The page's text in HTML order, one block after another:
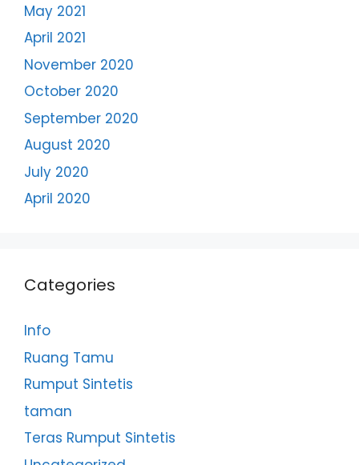
May 2021
April 2021
November 2020
October 2020
September 2020
August 2020
July 2020
April 2020
Categories
Info
Ruang Tamu
Rumput Sintetis
taman
Teras Rumput Sintetis